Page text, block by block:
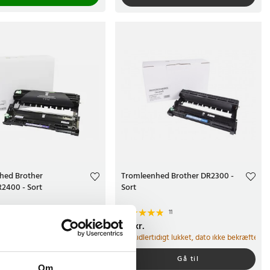
Om
Brother
- Sort
har vi kun 2 tilbage af dette produkt
Tromleenhed Brother DR2300 -
Sort
11
Pris :89 kr.
89 kr.
Midlertidigt lukket, dato ikke bekræftet
Gå til